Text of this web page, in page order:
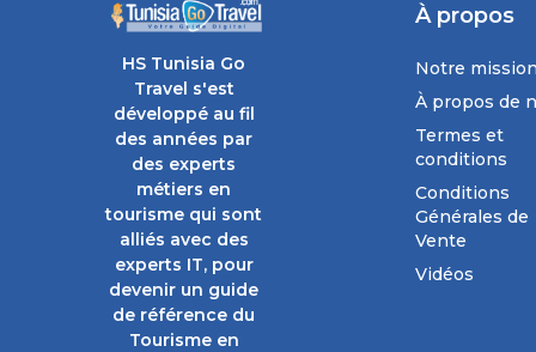
HS Tunisia Go
Travel s'est
développé au fil
des années par
des experts
métiers en
tourisme qui sont
alliés avec des
experts IT, pour
devenir un guide
de référence du
Tourisme en
À propos
Notre
À propos de
Termes et
conditions
Conditions
Générales de
Vente
Vidéos